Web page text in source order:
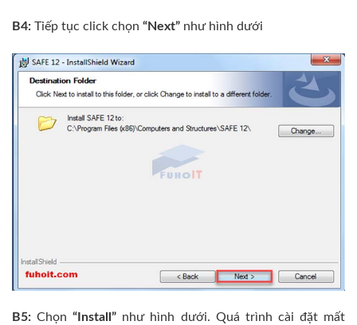
B4: Tiếp tục click chọn “Next” như hình dưới
B5:Chọn“Install” như hình dưới. Quá trình cài đặt mất